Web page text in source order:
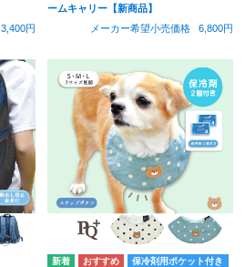
3,400円
ームキャリー【新商品】
メーカー希望小売価格
6,800円
保冷剤用ポケット付き